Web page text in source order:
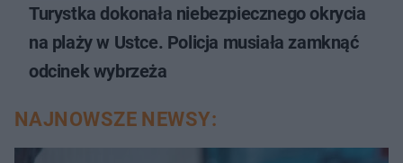
Turystka dokonała niebezpiecznego okrycia
na plaży w Ustce. Policja musiała zamknąć
odcinek wybrzeża
NAJNOWSZE NEWSY: